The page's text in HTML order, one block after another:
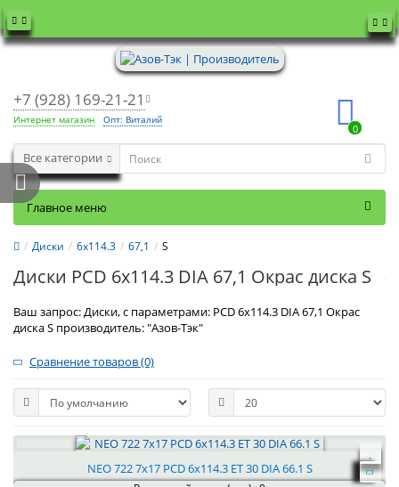
+7 (928) 169-21-21
Интернет магазин Опт: Виталий
0
Все категории
Главное меню
Диски 6x114.3 67,1 S
Диски PCD 6x114.3 DIA 67,1 Окрас диска S
Ваш запрос: Диски, с параметрами: PCD 6x114.3 DIA 67,1 Окрас
диска S производитель: "Азов-Тэк"
Сравнение товаров (0)
NEO 722 7x17 PCD 6x114.3 ET 30 DIA 66.1 S